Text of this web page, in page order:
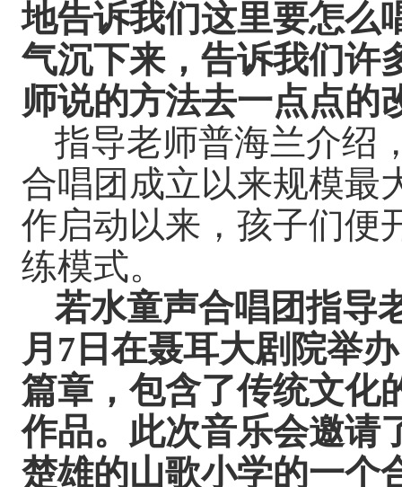
地告诉我们这里要怎么
气沉下来，告诉我们许
师说的方法去一点点的
指导老师普海兰介绍
合唱团成立以来规模最
作启动以来，孩子们便
练模式。
若水童声合唱团指导
月7日在聂耳大剧院举
篇章，包含了传统文化
作品。此次音乐会邀请
楚雄的山歌小学的一个